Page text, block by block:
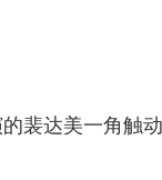
达美一角触